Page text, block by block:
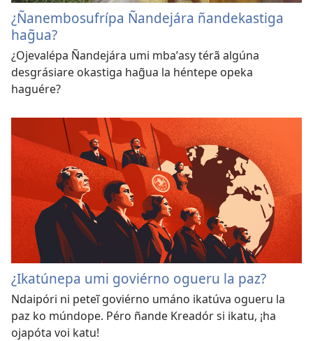
¿Ñanembosufrípa Ñandejára ñandekastiga
hag̃ua?
¿Ojevalépa Ñandejára umi mbaʼasy térã algúna
desgrásiare okastiga hag̃ua la héntepe opeka
haguére?
¿Ikatúnepa umi goviérno ogueru la paz?
Ndaipóri ni peteĩ goviérno umáno ikatúva ogueru la
paz ko múndope. Péro ñande Kreadór si ikatu, ¡ha
ojapóta voi katu!